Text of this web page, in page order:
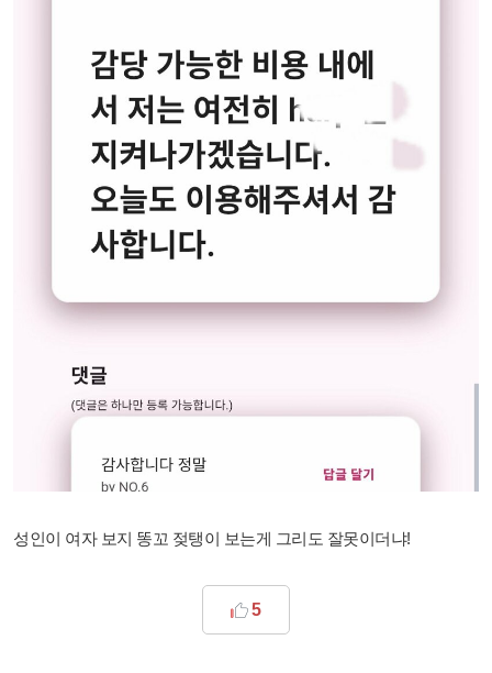
성인이 여자 보지 똥꼬 젖탱이 보는게 그리도 잘못이더냐!
5